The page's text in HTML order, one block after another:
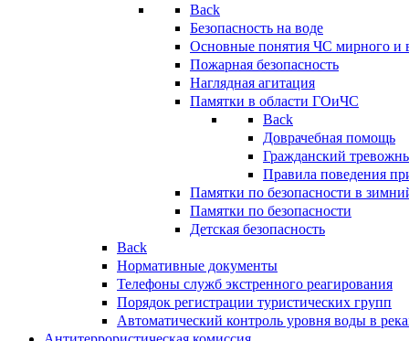
Back
Безопасность на воде
Основные понятия ЧС мирного и
Пожарная безопасность
Наглядная агитация
Памятки в области ГОиЧС
Back
Доврачебная помощь
Гражданский
Правила поведения
Памятки по безопасности в
Памятки по безопасности
Детская безопасность
Back
Нормативные документы
Телефоны служб экстренного реагирования
Порядок регистрации туристических групп
Автоматический контроль уровня воды в